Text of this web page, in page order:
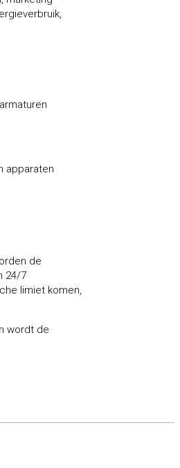
apparaten
de
24/7
limiet komen,
wordt de